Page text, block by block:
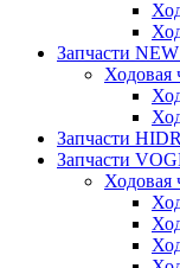
Запчасти
Ходовая
Запчасти
Запчасти
Ходовая